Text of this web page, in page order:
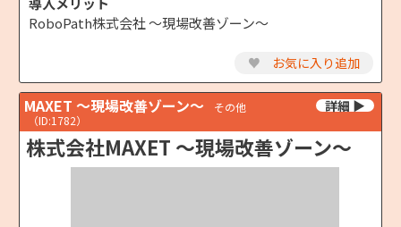
RoboPath株式会社 ～現場改善ゾーン～
♥ お気に入り追加
MAXET ～現場改善ゾーン～
その他
（ID:1782）
株式会社MAXET ～現場改善ゾーン～